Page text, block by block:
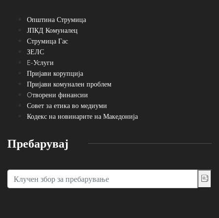
Општина Струмица
ЈПКД Комуналец
Струмица Гас
ЗЕЛС
E-Услуги
Пријави корупција
Пријави комунален проблем
Oтворени финансии
Совет за етика во медиуми
Кодекс на новинарите на Македонија
Пребарувај